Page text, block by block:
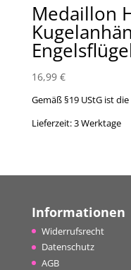
Medaillon
16,99 €
Gemäß §19 UStG ist
Lieferzeit:3 Werktage
Informationen
Widerrufsrecht
Datenschutz
AGB